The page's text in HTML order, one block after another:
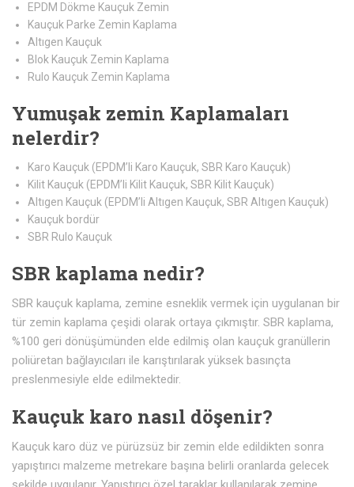
EPDM Dökme Kauçuk Zemin
Kauçuk Parke Zemin Kaplama
Altıgen Kauçuk
Blok Kauçuk Zemin Kaplama
Rulo Kauçuk Zemin Kaplama
Yumuşak zemin Kaplamaları
nelerdir?
Karo Kauçuk (EPDM’li Karo Kauçuk, SBR Karo Kauçuk)
Kilit Kauçuk (EPDM’li Kilit Kauçuk, SBR Kilit Kauçuk)
Altıgen Kauçuk (EPDM’li Altıgen Kauçuk, SBR Altıgen Kauçuk)
Kauçuk bordür
SBR Rulo Kauçuk
SBR kaplama nedir?
SBR kauçuk kaplama, zemine esneklik vermek için uygulanan bir
tür zemin kaplama çeşidi olarak ortaya çıkmıştır. SBR kaplama,
%100 geri dönüşümünden elde edilmiş olan kauçuk granüllerin
poliüretan bağlayıcıları ile karıştırılarak yüksek basınçta
preslenmesiyle elde edilmektedir.
Kauçuk karo nasıl döşenir?
Kauçuk karo düz ve pürüzsüz bir zemin elde edildikten sonra
yapıştırıcı malzeme metrekare başına belirli oranlarda gelecek